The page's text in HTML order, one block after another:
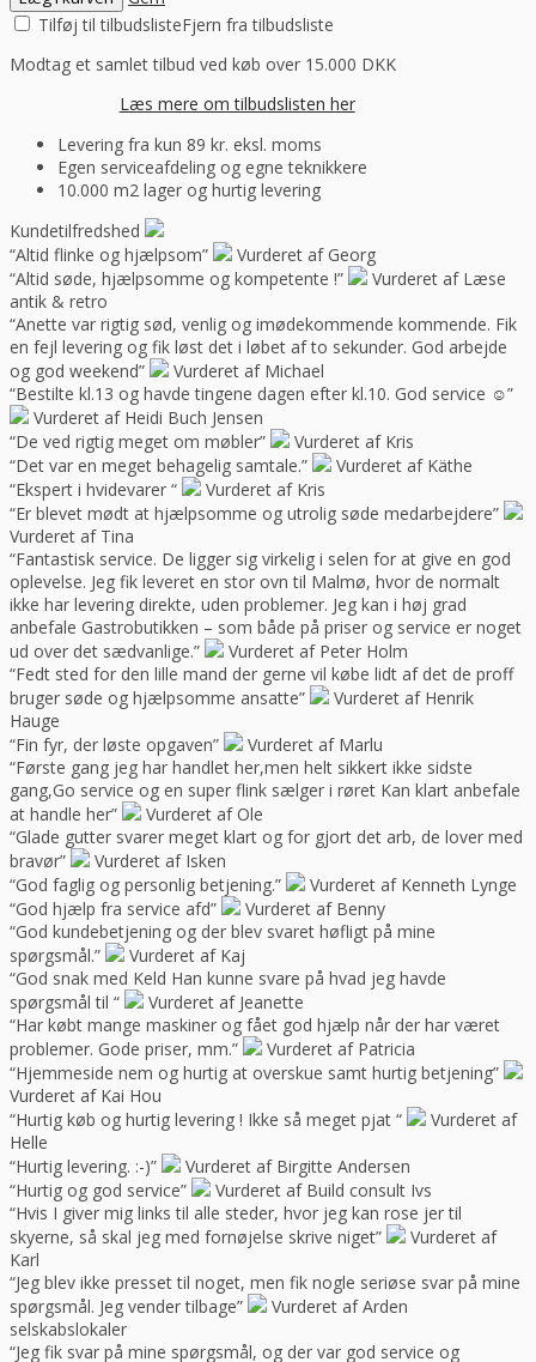
Tilføj til tilbudslisteFjern fra tilbudsliste
Modtag et samlet tilbud ved køb over 15.000 DKK
Læs mere om tilbudslisten her
Levering fra kun 89 kr. eksl. moms
Egen serviceafdeling og egne teknikkere
10.000 m2 lager og hurtig levering
Kundetilfredshed
“Altid flinke og hjælpsom”
Vurderet af Georg
“Altid søde, hjælpsomme og kompetente !”
Vurderet af Læse
antik & retro
“Anette var rigtig sød, venlig og imødekommende kommende. Fik
en fejl levering og fik løst det i løbet af to sekunder. God arbejde
og god weekend”
Vurderet af Michael
“Bestilte kl.13 og havde tingene dagen efter kl.10. God service ☺”
Vurderet af Heidi Buch Jensen
“De ved rigtig meget om møbler”
Vurderet af Kris
“Det var en meget behagelig samtale.”
Vurderet af Käthe
“Ekspert i hvidevarer “
Vurderet af Kris
“Er blevet mødt at hjælpsomme og utrolig søde medarbejdere”
Vurderet af Tina
“Fantastisk service. De ligger sig virkelig i selen for at give en god
oplevelse. Jeg fik leveret en stor ovn til Malmø, hvor de normalt
ikke har levering direkte, uden problemer. Jeg kan i høj grad
anbefale Gastrobutikken – som både på priser og service er noget
ud over det sædvanlige.”
Vurderet af Peter Holm
“Fedt sted for den lille mand der gerne vil købe lidt af det de proff
bruger søde og hjælpsomme ansatte”
Vurderet af Henrik
Hauge
“Fin fyr, der løste opgaven”
Vurderet af Marlu
“Første gang jeg har handlet her,men helt sikkert ikke sidste
gang,Go service og en super flink sælger i røret Kan klart anbefale
at handle her”
Vurderet af Ole
“Glade gutter svarer meget klart og for gjort det arb, de lover med
bravør”
Vurderet af Isken
“God faglig og personlig betjening.”
Vurderet af Kenneth Lynge
“God hjælp fra service afd”
Vurderet af Benny
“God kundebetjening og der blev svaret høfligt på mine
spørgsmål.”
Vurderet af Kaj
“God snak med Keld Han kunne svare på hvad jeg havde
spørgsmål til “
Vurderet af Jeanette
“Har købt mange maskiner og fået god hjælp når der har været
problemer. Gode priser, mm.”
Vurderet af Patricia
“Hjemmeside nem og hurtig at overskue samt hurtig betjening”
Vurderet af Kai Hou
“Hurtig køb og hurtig levering ! Ikke så meget pjat “
Vurderet af
Helle
“Hurtig levering. :-)”
Vurderet af Birgitte Andersen
“Hurtig og god service”
Vurderet af Build consult Ivs
“Hvis I giver mig links til alle steder, hvor jeg kan rose jer til
skyerne, så skal jeg med fornøjelse skrive niget”
Vurderet af
Karl
“Jeg blev ikke presset til noget, men fik nogle seriøse svar på mine
spørgsmål. Jeg vender tilbage”
Vurderet af Arden
selskabslokaler
“Jeg fik svar på mine spørgsmål, og der var god service og